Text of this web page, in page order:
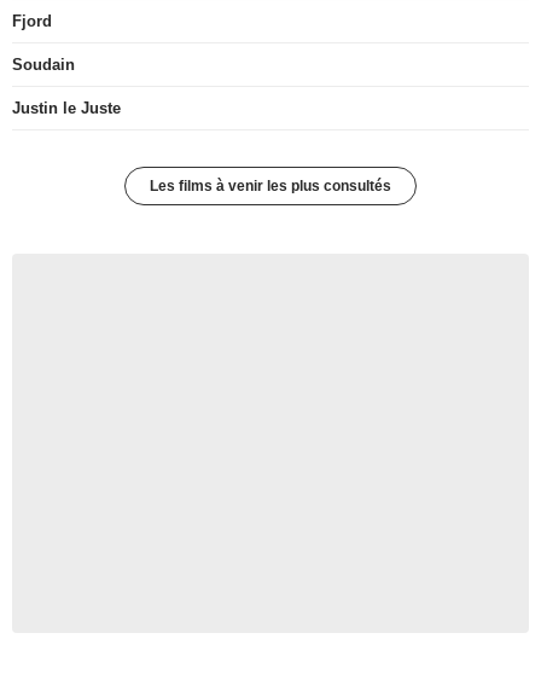
Fjord
Soudain
Justin le Juste
Les films à venir les plus consultés